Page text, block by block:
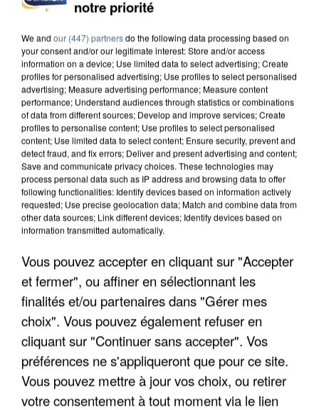
APRÈS TOUTES CES CANICULES, LES REFUGES
DE FAUNE SAUVAGE SONT...
notre priorité
We and our (447) partnersdo the following data processing based on
your consent and/or our legitimate interest: Store and/or access
information on a device; Use limited data to select advertising; Create
profiles for personalised advertising; Use profiles to select personalised
advertising; Measure advertising performance; Measure content
performance; Understand audiences through statistics or combinations
of data from different sources; Develop and improve services; Create
profiles to personalise content; Use profiles to select personalised
content; Use limited data to select content; Ensure security, prevent and
detect fraud, and fix errors; Deliver and present advertising and content;
Save and communicate privacy choices. These technologies may
process personal data such as IP address and browsing data to offer
following functionalities: Identify devices based on information actively
requested; Use precise geolocation data; Match and combine data from
other data sources; Link different devices; Identify devices based on
information transmitted automatically.
Vous pouvez accepter en cliquant sur "Accepter
et fermer", ou affiner en sélectionnant les
finalités et/ou partenaires dans "Gérer mes
choix". Vous pouvez également refuser en
cliquant sur "Continuer sans accepter". Vos
préférences ne s'appliqueront que pour ce site.
Vous pouvez mettre à jour vos choix, ou retirer
votre consentement à tout moment via le lien